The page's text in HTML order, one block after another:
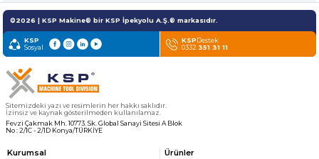
KSP MACHINEMEDYA
» Haber & Fuar
» Katalog & Belgeler
» Foto Galeri
» Video Galeri
©2026 | KSP Makine® bir KSP İpekyolu A.Ş.® markasıdır.
KSP
Sosyal
KSPDestek
0332 351 31 11
Sitemizdeki yazı ve resimlerin her hakkı saklıdır.
İzinsiz ve kaynak gösterilmeden kullanılamaz.
Fevzi Çakmak Mh. 10773. Sk. Global Sanayi Sitesi A Blok
No : 2/1C - 2/1D Konya/TÜRKİYE
Kurumsal Ürünler